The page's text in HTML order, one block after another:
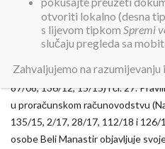
Objavljeno:1. veljače 2021.
Temeljem čl. 12. st. 5. i 6. Zakona
87/08, 136/12, 15/15) i čl. 27.
u proračunskom računovodstvu
135/15, 2/17, 28/17, 112/18 i 126/
osobe Beli Manastir objavljuje
otvoriti lokalno (desna
s lijevom tipkom Spremi
slučaju pregleda sa
Zahvaljujemo na razumijevanju